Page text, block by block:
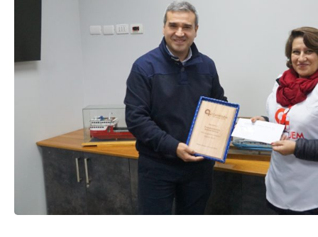
GALERIA DE FOTOS
APP MÓVIL
TRANSPARENCIA